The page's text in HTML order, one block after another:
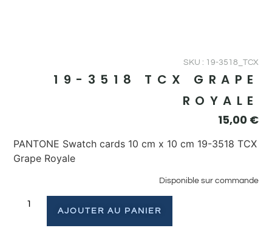
SKU : 19-3518_TCX
19-3518 TCX GRAPE
ROYALE
15,00 €
PANTONE Swatch cards 10 cm x 10 cm 19-3518 TCX
Grape Royale
Disponible sur commande
AJOUTER AU PANIER